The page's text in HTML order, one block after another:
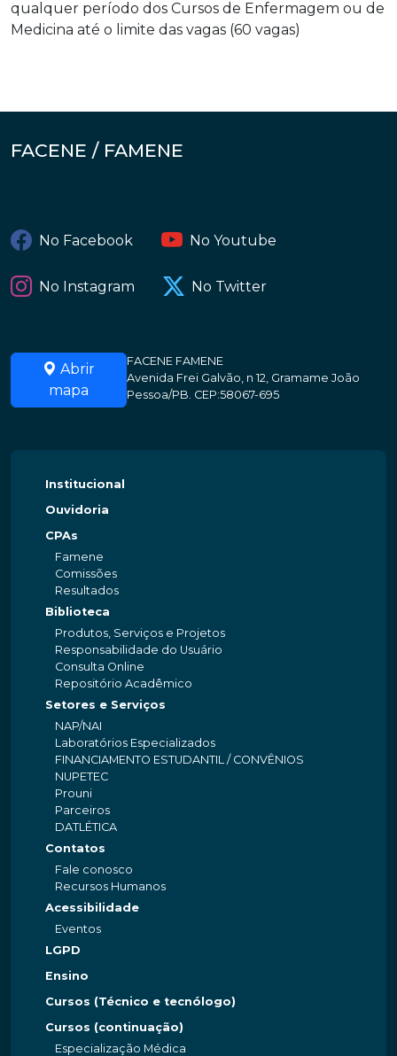
qualquer período dos Cursos de Enfermagem ou de
Medicina até o limite das vagas (60 vagas)
FACENE / FAMENE
No Facebook No Youtube
No Instagram No Twitter
Abrir
mapa
FACENE FAMENE
Avenida Frei Galvão, n 12, Gramame João
Pessoa/PB. CEP:58067-695
Institucional
Ouvidoria
CPAs
Famene
Comissões
Resultados
Biblioteca
Produtos, Serviços e Projetos
Responsabilidade do Usuário
Consulta Online
Repositório Acadêmico
Setores e Serviços
NAP/NAI
Laboratórios Especializados
FINANCIAMENTO ESTUDANTIL / CONVÊNIOS
NUPETEC
Prouni
Parceiros
DATLÉTICA
Contatos
Fale conosco
Recursos Humanos
Acessibilidade
Eventos
LGPD
Ensino
Cursos (Técnico e tecnólogo)
Cursos (continuação)
Especialização Médica